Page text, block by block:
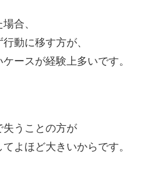
合、
動に移す方が、
ースが経験上多いです。
うことの方が
よほど大きいからです。